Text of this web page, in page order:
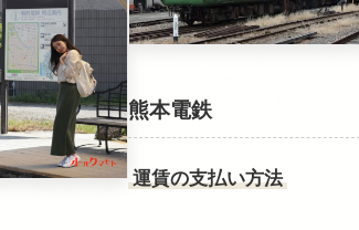
熊本電鉄
運賃の支払い方法